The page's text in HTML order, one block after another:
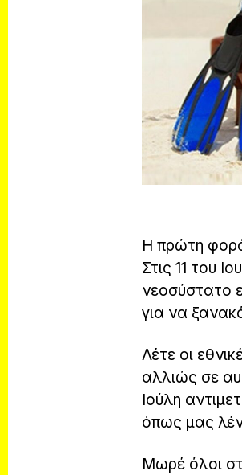
Η πρώτη
Στις 11 του
νεοσύστατο
για να
Λέτε οι
αλλιώς σε
Ιούλη
όπως μας
Μωρέ όλοι